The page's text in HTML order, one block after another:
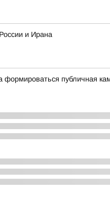
и Ирана
публичная